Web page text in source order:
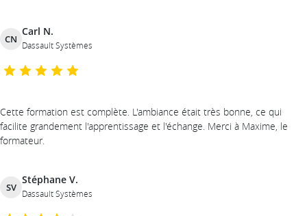
CN
Carl N.
Dassault Systèmes
Cette formation est complète. L'ambiance était très bonne, ce qui
facilite grandement l'apprentissage et l'échange. Merci à Maxime, le
formateur.
SV
Stéphane V.
Dassault Systèmes